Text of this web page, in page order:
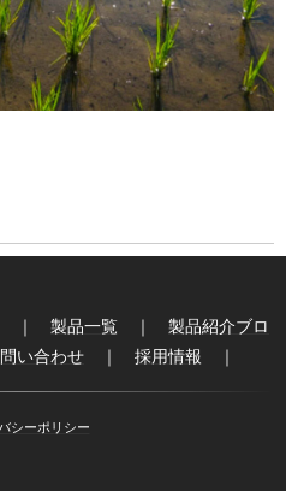
｜ 製品一覧 ｜ 製品紹介ブロ
い合わせ ｜ 採用情報 ｜
シーポリシー